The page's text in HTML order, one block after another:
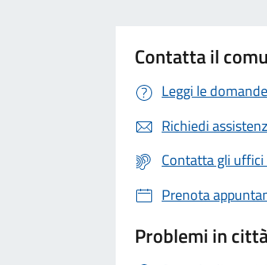
Contatta il
Leggi le
Richiedi
Contatta gli
Prenota
Problemi in